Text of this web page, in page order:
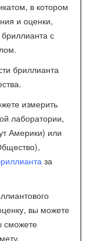
в котором
и оценки,
с
бриллианта
измерить
лаборатории,
Америки) или
за
вы можете
сможете